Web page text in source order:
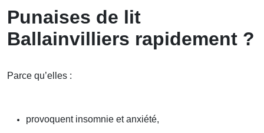
Punaises de lit
Ballainvilliers rapidement ?
Parce qu’elles :
provoquent insomnie et anxiété,